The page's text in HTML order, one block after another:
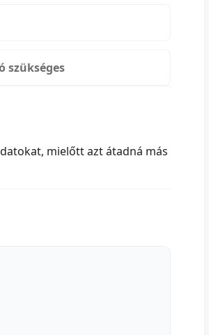
szükséges
mielőtt azt átadná más